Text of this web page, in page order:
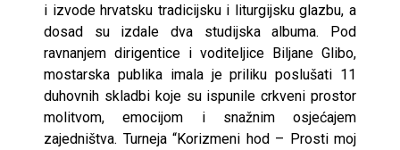
i izvode hrvatsku tradicijsku i liturgijsku glazbu, a
dosad su izdale dva studijska albuma. Pod
ravnanjem dirigentice i voditeljice Biljane Glibo,
mostarska publika imala je priliku poslušati 11
duhovnih skladbi koje su ispunile crkveni prostor
molitvom, emocijom i snažnim osjećajem
zajedništva. Turneja “Korizmeni hod – Prosti moj